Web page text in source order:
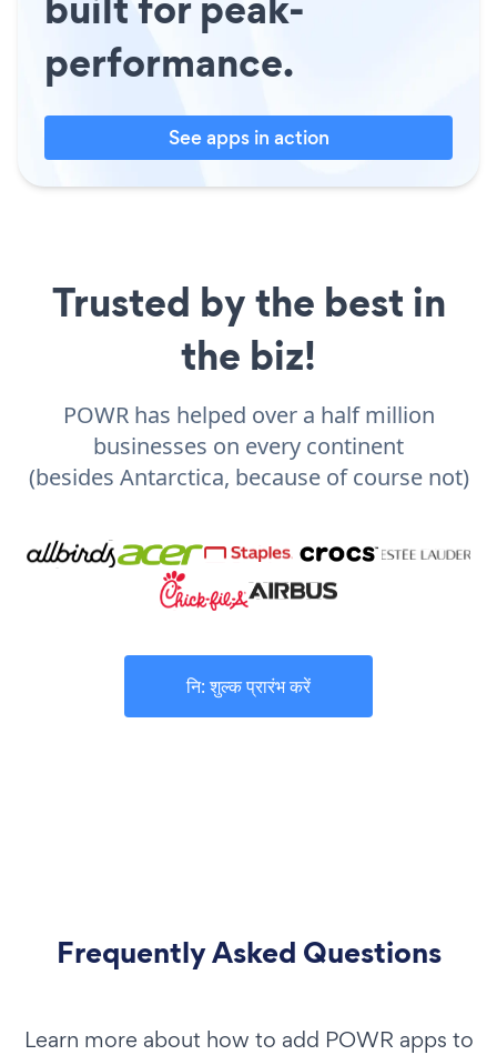
performance.
See apps in action
Trusted by the best in
the biz!
POWR has helped over a half million
businesses on every continent
(besides Antarctica, because of course not)
नि: शुल्क प्रारंभ करें
Frequently Asked Questions
Learn more about how to add POWR apps to